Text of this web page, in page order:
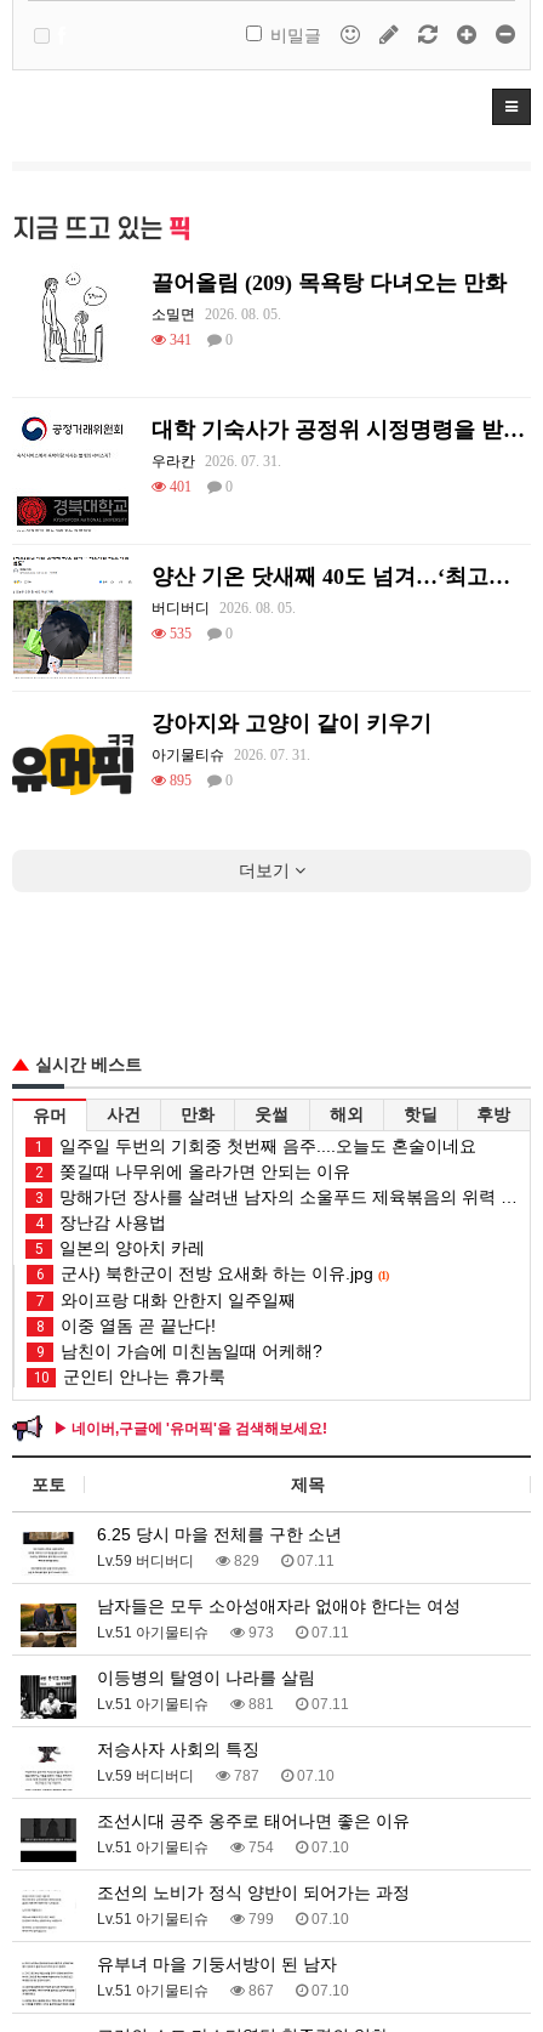
비밀글
지금 뜨고 있는 픽
끌어올림 (209) 목욕탕 다녀오는 만화
소밀면
2026. 08. 05.
341
0
대학 기숙사가 공정위 시정명령을 받게 된 썰.jpg
우라칸
2026. 07. 31.
401
0
양산 기온 닷새째 40도 넘겨…‘최고기온 42도 가능성도’
버디버디
2026. 08. 05.
535
0
강아지와 고양이 같이 키우기
아기물티슈
2026. 07. 31.
895
0
더보기
실시간 베스트
유머 사건 만화 웃썰 해외 핫딜 후방
1 일주일 두번의 기회중 첫번째 음주....오늘도 혼술이네요
2 쫒길때 나무위에 올라가면 안되는 이유
3 망해가던 장사를 살려낸 남자의 소울푸드 제육볶음의 위력 ㅋㅋ
4 장난감 사용법
5 일본의 양아치 카레
6 군사) 북한군이 전방 요새화 하는 이유.jpg (1)
7 와이프랑 대화 안한지 일주일째
8 이중 열돔 곧 끝난다!
9 남친이 가슴에 미친놈일때 어케해?
10 군인티 안나는 휴가룩
▶ 네이버,구글에 '유머픽'을 검색해보세요!
포토 제목
6.25 당시 마을 전체를 구한 소년
Lv.59 버디버디 829 07.11
남자들은 모두 소아성애자라 없애야 한다는 여성
Lv.51 아기물티슈 973 07.11
이등병의 탈영이 나라를 살림
Lv.51 아기물티슈 881 07.11
저승사자 사회의 특징
Lv.59 버디버디 787 07.10
조선시대 공주 옹주로 태어나면 좋은 이유
Lv.51 아기물티슈 754 07.10
조선의 노비가 정식 양반이 되어가는 과정
Lv.51 아기물티슈 799 07.10
유부녀 마을 기둥서방이 된 남자
Lv.51 아기물티슈 867 07.10